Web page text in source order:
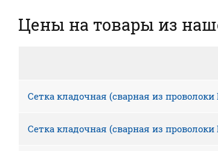
Цены на товары из
Сетка кладочная (сварная из
Сетка кладочная (сварная из